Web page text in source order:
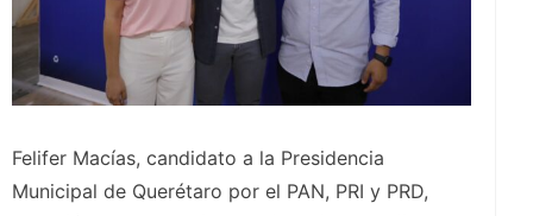
Felifer Macías, candidato a la Presidencia
Municipal de Querétaro por el PAN, PRI y PRD,